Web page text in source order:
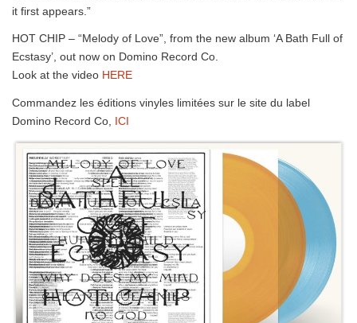
it first appears.”
HOT CHIP – “Melody of Love”, from the new album ‘A Bath Full of
Ecstasy’, out now on Domino Record Co.
Look at the video HERE
Commandez les éditions vinyles limitées sur le site du label
Domino Record Co, ICI